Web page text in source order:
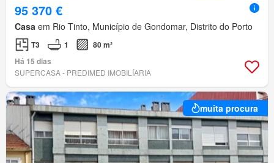
95 370 €
Casa em Rio Tinto, Município de Gondomar, Distrito do Porto
T3 1
80 m²
Há 15 dias
SUPERCASA - PREDIMED IMOBILÍARIA
muita procura